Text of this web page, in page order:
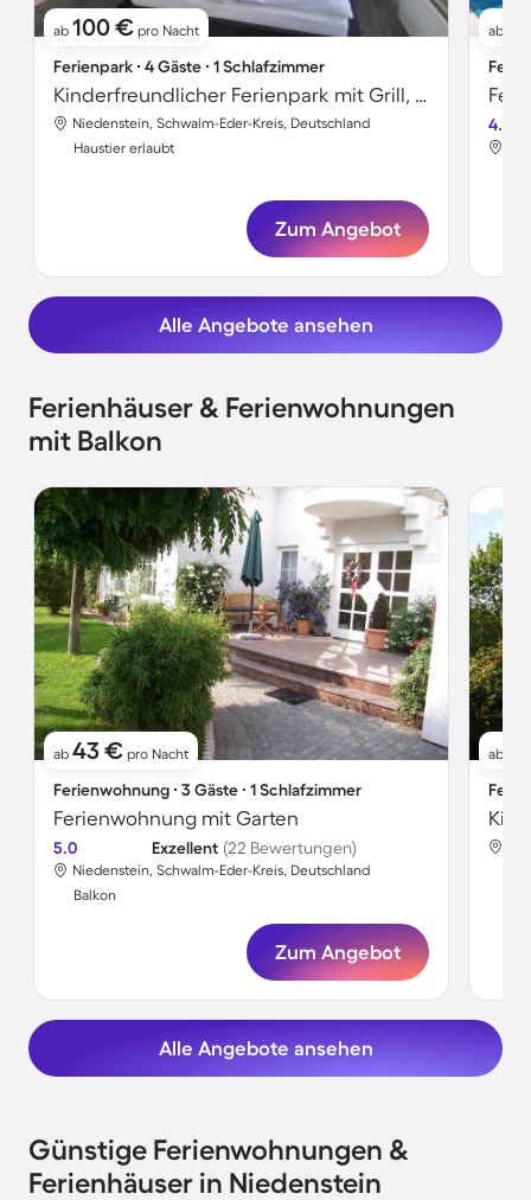
ab 100 € pro Nacht
Ferienpark ∙ 4 Gäste ∙ 1 Schlafzimmer
Kinderfreundlicher Ferienpark mit Grill, Sauna und Garten | Gartenblick | Hunde erlaubt
Niedenstein, Schwalm-Eder-Kreis, Deutschland
Haustier erlaubt
Zum Angebot
ab
4.6
Alle Angebote ansehen
Ferienhäuser & Ferienwohnungen
mit Balkon
ab 43 € pro Nacht
Ferienwohnung ∙ 3 Gäste ∙ 1 Schlafzimmer
Ferienwohnung mit Garten
5.0 Exzellent (22 Bewertungen)
Niedenstein, Schwalm-Eder-Kreis, Deutschland
Balkon
Zum Angebot
ab
Alle Angebote ansehen
Günstige Ferienwohnungen &
Ferienhäuser in Niedenstein